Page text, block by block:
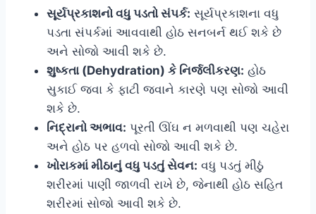
સૂર્યપ્રકાશનો વધુ પડતો સંપર્ક: સૂર્યપ્રકાશના વધુ
પડતા સંપર્કમાં આવવાથી હોઠ સનબર્ન થઈ શકે છે
અને સોજો આવી શકે છે.
શુષ્કતા (Dehydration) કે નિર્જલીકરણ: હોઠ
સુકાઈ જવા કે ફાટી જવાને કારણે પણ સોજો આવી
શકે છે.
નિદ્રાનો અભાવ: પૂરતી ઊંઘ ન મળવાથી પણ ચહેરા
અને હોઠ પર હળવો સોજો આવી શકે છે.
ખોરાકમાં મીઠાનું વધુ પડતું સેવન: વધુ પડતું મીઠું
શરીરમાં પાણી જાળવી રાખે છે, જેનાથી હોઠ સહિત
શરીરમાં સોજો આવી શકે છે.